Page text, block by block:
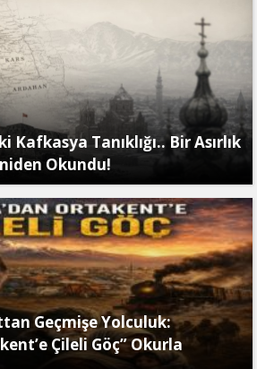
Kafkasya Tanıklığı.. Bir Asırlık
Okundu!
Geçmişe Yolculuk:
Çileli Göç” Okurla